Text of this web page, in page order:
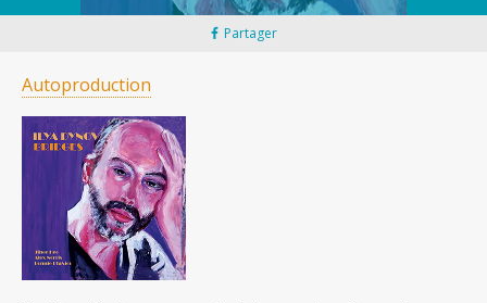
Partager
Autoproduction